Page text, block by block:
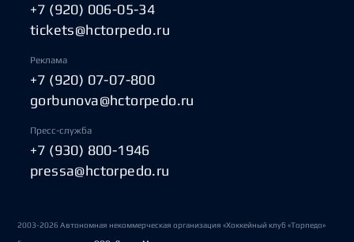
+7 (920) 006-05-34
tickets@hctorpedo.ru
Реклама
+7 (920) 07-07-800
gorbunova@hctorpedo.ru
Пресс-служба
+7 (930) 800-1946
pressa@hctorpedo.ru
2003-2026 Автономная некоммерческая организация «Хоккейный клуб «Торпедо»